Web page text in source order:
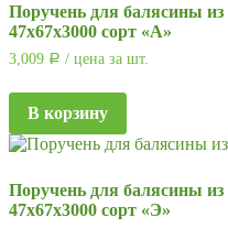
Поручень для балясины
47х67х3000 сорт «А»
3,009 Р / цена за шт.
В корзину
Поручень для балясины
47х67х3000 сорт «Э»